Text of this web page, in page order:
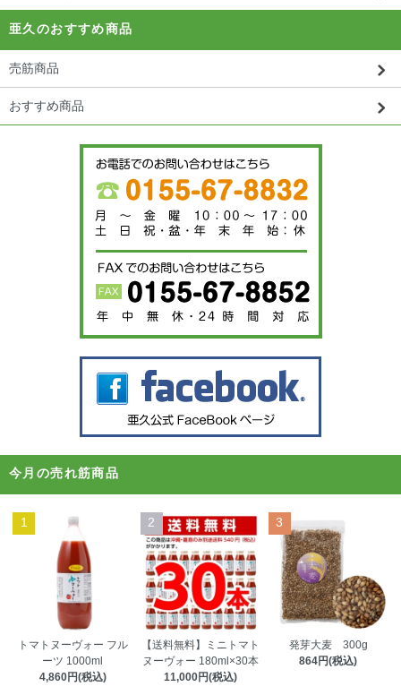
亜久のおすすめ商品
売筋商品
おすすめ商品
今月の売れ筋商品
1
トマトヌーヴォー フル
ーツ 1000ml
4,860円(税込)
2
【送料無料】ミニトマト
ヌーヴォー 180ml×30本
11,000円(税込)
3
発芽大麦 300g
864円(税込)